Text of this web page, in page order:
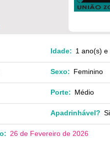
Idade: 1 ano(s)
Sexo: Feminino
Porte: Médio
Apadrinhável?
26 de Fevereiro de 2026